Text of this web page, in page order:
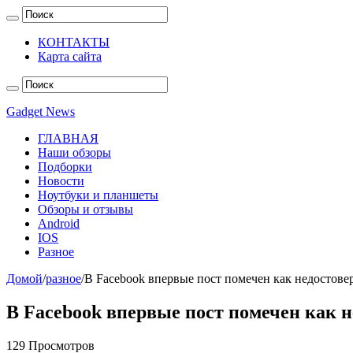
КОНТАКТЫ
Карта сайта
Gadget News
ГЛАВНАЯ
Наши обзоры
Подборки
Новости
Ноутбуки и планшеты
Обзоры и отзывы
Android
IOS
Разное
Домой/разное/В Facebook впервые пост помечен как
В Facebook впервые пост помечен как
129 Просмотров